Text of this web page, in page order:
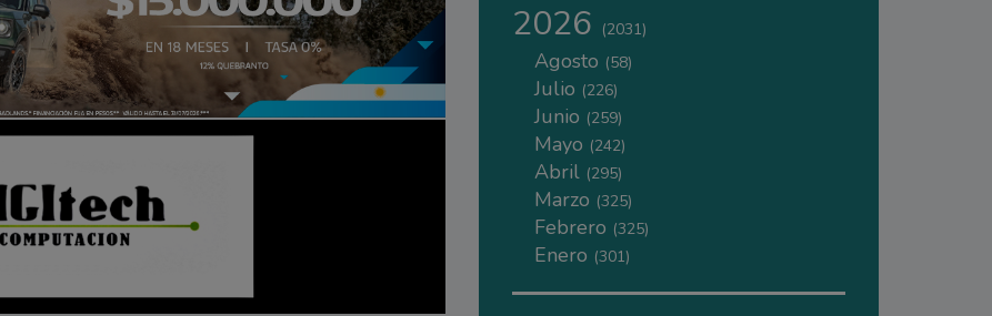
2026 (2031)
Agosto (58)
Julio (226)
Junio (259)
Mayo (242)
Abril (295)
Marzo (325)
Febrero (325)
Enero (301)